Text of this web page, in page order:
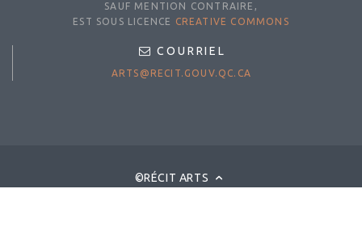
SAUF MENTION CONTRAIRE,
EST SOUS LICENCE
CREATIVE COMMONS
COURRIEL
ARTS@RECIT.GOUV.QC.CA
©RÉCIT ARTS